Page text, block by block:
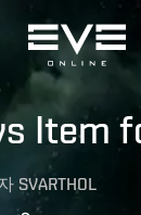
Item
SVARTHOL